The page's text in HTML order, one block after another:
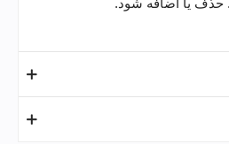
حذف یا اضافه شود.